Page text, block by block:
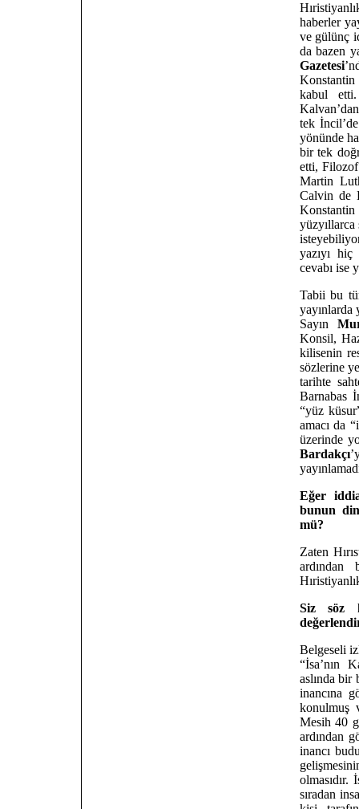
haberler
ve gülünç
da bazen
Gazetesi
kabul
tek
yönünde
bir tek
etti, Filozof
Martin
Calvin de
Konstantin
yüzyıllarca
yazıyı
cevabı ise
Tabii bu
yayınlarda
Sayın
Konsil,
kilisenin
sözlerine
tarihte
Barnabas
“yüz küsur
amacı da
üzerinde
Bardakçı
Eğer
bunun
mü?
Zaten
ardından
Siz söz
Belgeseli
“İsa’nın
aslında bir
inancına
konulmuş
Mesih 40
ardından
inancı
olmasıdır.
sıradan